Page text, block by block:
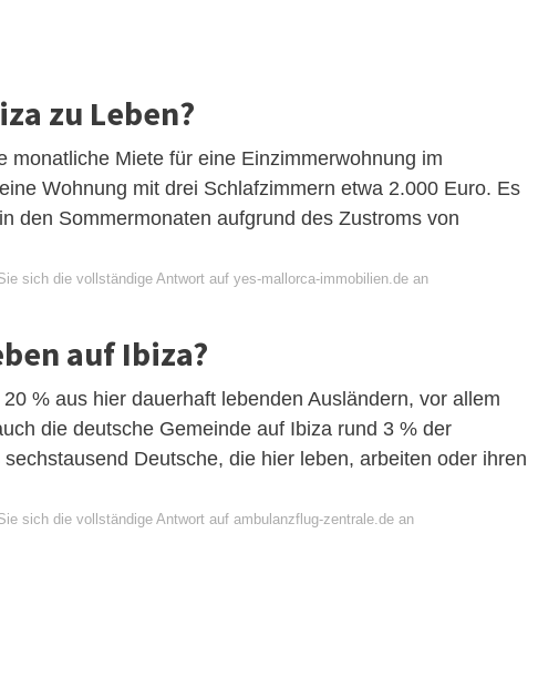
zu Leben?
monatliche Miete für eine Einzimmerwohnung im
Wohnung mit drei Schlafzimmern etwa 2.000 Euro. Es
den Sommermonaten aufgrund des Zustroms von
sich die vollständige Antwort auf yes-mallorca-immobilien.de an
auf Ibiza?
% aus hier dauerhaft lebenden Ausländern, vor allem
die deutsche Gemeinde auf Ibiza rund 3 % der
Deutsche, die hier leben, arbeiten oder ihren
sich die vollständige Antwort auf ambulanzflug-zentrale.de an